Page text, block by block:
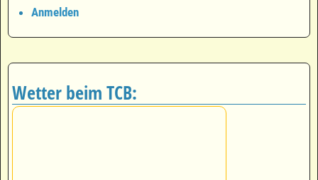
Anmelden
Wetter beim TCB: